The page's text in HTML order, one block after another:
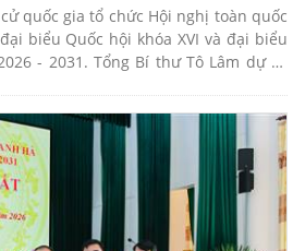
quốc gia tổ chức Hội nghị toàn quốc
biểu Quốc hội khóa XVI và đại biểu
- 2031. Tổng Bí thư Tô Lâm dự và